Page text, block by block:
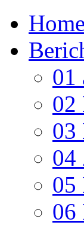
Home
01
02
03
04
05
06